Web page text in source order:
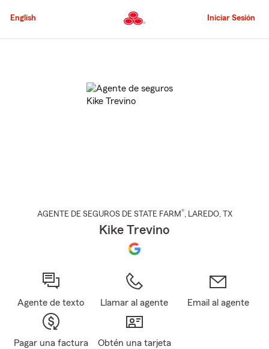
al
principal
English Iniciar Sesión
AGENTE DE SEGUROS DE STATE FARM®, LAREDO, TX
Kike Trevino
Agente de texto Llamar al agente Email al agente
Pagar una factura
Obtén una tarjeta